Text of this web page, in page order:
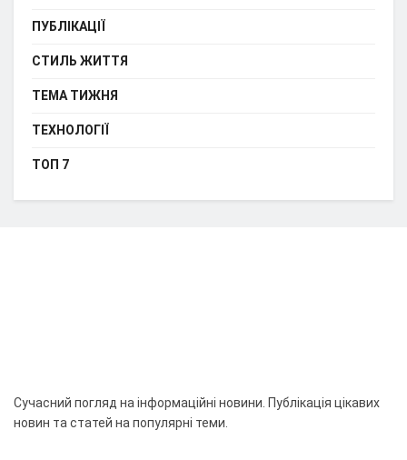
ПУБЛІКАЦІЇ
СТИЛЬ ЖИТТЯ
ТЕМА ТИЖНЯ
ТЕХНОЛОГІЇ
ТОП 7
Сучасний погляд на інформаційні новини. Публікація цікавих
новин та статей на популярні теми.